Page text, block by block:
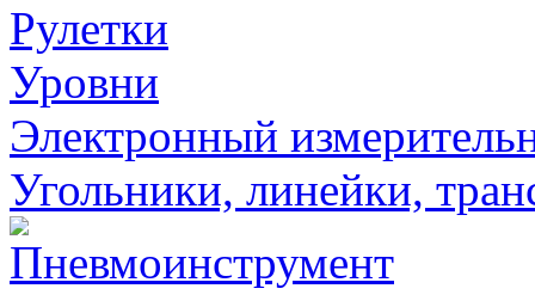
Рулетки
Уровни
Электронный
Угольники, линейки,